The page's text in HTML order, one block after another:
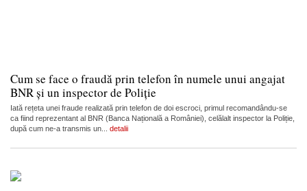
Cum se face o fraudă prin telefon în numele unui angajat
BNR și un inspector de Poliție
Iată rețeta unei fraude realizată prin telefon de doi escroci, primul recomandându-se
ca fiind reprezentant al BNR (Banca Națională a României), celălalt inspector la Poliție,
după cum ne-a transmis un... detalii